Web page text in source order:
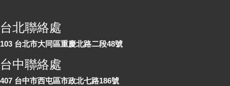
台北聯絡處
103 台北市大同區重慶北路二段48號
台中聯絡處
407 台中市西屯區市政北七路186號